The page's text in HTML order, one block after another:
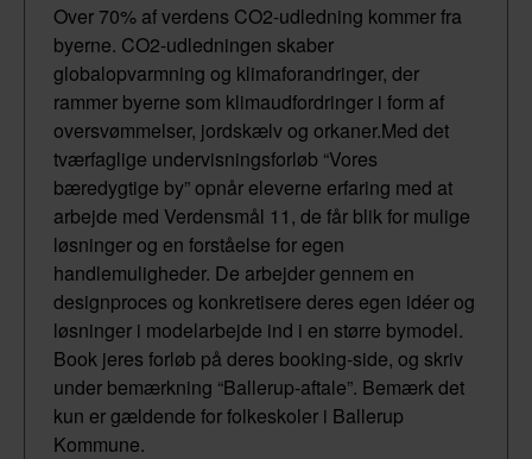
Over 70% af verdens CO2-udledning kommer fra
byerne. CO2-udledningen skaber
globalopvarmning og klimaforandringer, der
rammer byerne som klimaudfordringer i form af
oversvømmelser, jordskælv og orkaner.Med det
tværfaglige undervisningsforløb “Vores
bæredygtige by” opnår eleverne erfaring med at
arbejde med Verdensmål 11, de får blik for mulige
løsninger og en forståelse for egen
handlemuligheder. De arbejder gennem en
designproces og konkretisere deres egen idéer og
løsninger i modelarbejde ind i en større bymodel.
Book jeres forløb på deres booking-side, og skriv
under bemærkning “Ballerup-aftale”. Bemærk det
kun er gældende for folkeskoler i Ballerup
Kommune.